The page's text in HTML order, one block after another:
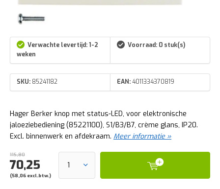
Verwachte levertijd: 1-2
weken
Voorraad: 0 stuk(s)
SKU: 85241182 EAN:4011334370819
Hager Berker knop met status-LED, voor elektronische
jaloeziebediening (85221100), S1/B3/B7, crème glans, IP20.
Excl. binnenwerk en afdekraam. Meer informatie »
115,80
70,25
(58,06 excl.btw.)